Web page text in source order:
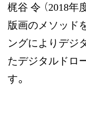
梶谷 令（2018年
版画のメソッド
ングによりデジ
たデジタルドロ
す。